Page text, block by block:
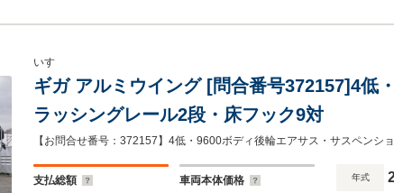
いすゞ
ギガ アルミウイング [問合番号372157]4低
ラッシングレール2段・床フック9対
【お問合せ番号：372157】4低・9600ボディ後輪エアサス・サスペンシ
支払総額 車両本体価格 年式